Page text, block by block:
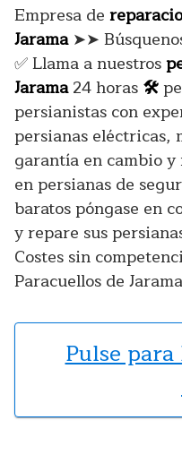
Empresa de
Jarama➤➤
✅ Llama a nuestros
Jarama24 horas 🛠️
persianistas con
persianas eléctricas,
garantía en cambio
en persianas de
baratos póngase en
y repare sus
Costes sin
Paracuellos de
Pulse